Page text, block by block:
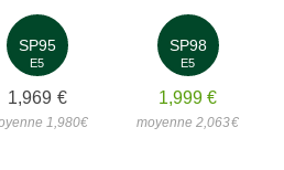
SP95
E5
1,969 €
1,980€
SP98
E5
1,999 €
moyenne 2,063€